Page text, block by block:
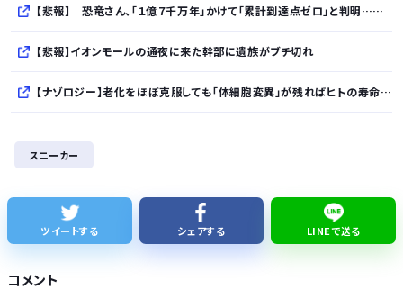
【悲報】 恐竜さん、「１億７千万年」かけて「累計到達点ゼロ」と判明………
【悲報】イオンモールの通夜に来た幹部に遺族がブチ切れ
【ナゾロジー】老化をほぼ克服しても「体細胞変異」が残ればヒトの寿命は156年、数理モデルで推定
【倉庫型陳列】熊本地震でコストコの商品落下「重く受け止めております」地震大国で「高積み陳列」が心配...IKEAにも聞いた
スニーカー
ツイートする シェアする LINEで送る
コメント